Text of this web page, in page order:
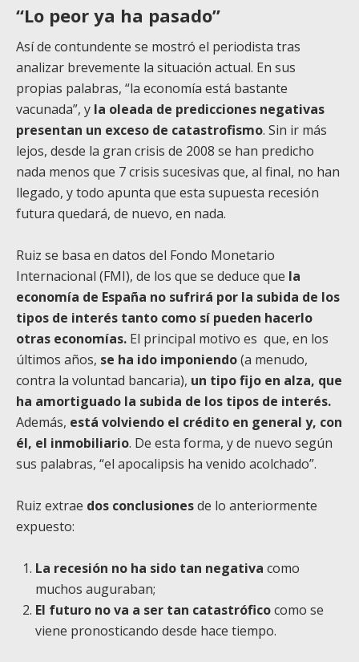
“Lo peor ya ha pasado”
Así de contundente se mostró el periodista tras
analizar brevemente la situación actual. En sus
propias palabras, “la economía está bastante
vacunada”, y la oleada de predicciones negativas
presentan un exceso de catastrofismo. Sin ir más
lejos, desde la gran crisis de 2008 se han predicho
nada menos que 7 crisis sucesivas que, al final, no han
llegado, y todo apunta que esta supuesta recesión
futura quedará, de nuevo, en nada.
Ruiz se basa en datos del Fondo Monetario
Internacional (FMI), de los que se deduce que la
economía de España no sufrirá por la subida de los
tipos de interés tanto como sí pueden hacerlo
otras economías. El principal motivo es que, en los
últimos años, se ha ido imponiendo(a menudo,
contra la voluntad bancaria), un tipo fijo en alza, que
ha amortiguado la subida de los tipos de interés.
Además, está volviendo el crédito en general y, con
él, el inmobiliario. De esta forma, y de nuevo según
sus palabras, “el apocalipsis ha venido acolchado”.
Ruiz extrae dos conclusionesde lo anteriormente
expuesto:
La recesión no ha sido tan negativa como
muchos auguraban;
El futuro no va a ser tan catastróficocomo se
viene pronosticando desde hace tiempo.